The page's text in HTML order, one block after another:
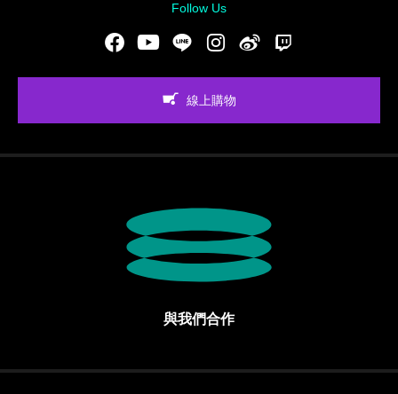
Follow Us
FacebookYoutubeLINE Instgram新浪微博
線上購物
與我們合作